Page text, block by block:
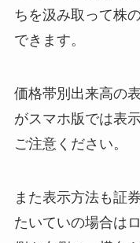
ちを汲み取って株
できます。
価格帯別出来高の
がスマホ版では表
ご注意ください。
また表示方法も証
たいていの場合は